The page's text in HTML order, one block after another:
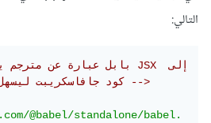
التالي:
كود جافاسكريبت ليسهل التعامل مع الأكواد -->
@babel/standalone/babel.